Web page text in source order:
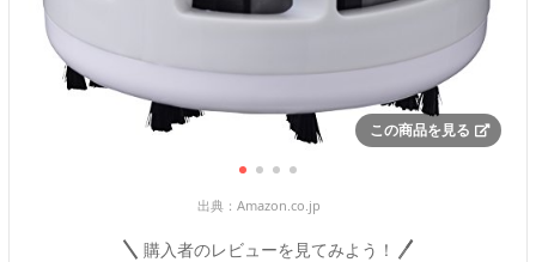
この商品を見る
出典： Amazon.co.jp
購入者のレビューを見てみよう！